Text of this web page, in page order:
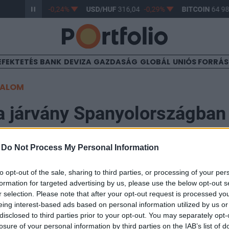
Do Not Process My Personal Information
opt-out of the sale, sharing to third parties, or processing of your
for targeted advertising by us, please use the below opt-out
selection. Please note that after your opt-out request is processed
interest-based ads based on personal information utilized by us
to third parties prior to your opt-out. You may separately
of your personal information by third parties on the IAB’s list of
364,54 -0,24% USD/HUF 316,04 -0,29% BITCOIN64
BANK DEVIZA GAZDASÁG GLOBÁL UNIÓS
járvány Spanyolországban
az új típusú koronavírussal fertőzöttek száma 4211-
míg a gyógyultaké 3401-gyel emelkedett az elmúlt
stagnálását mutatják - derült ki a spanyol